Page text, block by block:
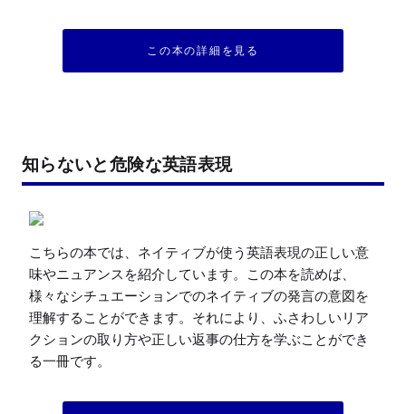
この本の詳細を見る
知らないと危険な英語表現
こちらの本では、ネイティブが使う英語表現の正しい意
味やニュアンスを紹介しています。この本を読めば、
様々なシチュエーションでのネイティブの発言の意図を
理解することができます。それにより、ふさわしいリア
クションの取り方や正しい返事の仕方を学ぶことができ
る一冊です。